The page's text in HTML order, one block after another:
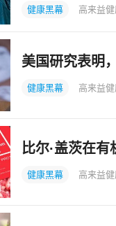
健康黑幕 高来益健
美国研究表明
健康黑幕 高来益健
比尔·盖茨在
健康黑幕 高来益健